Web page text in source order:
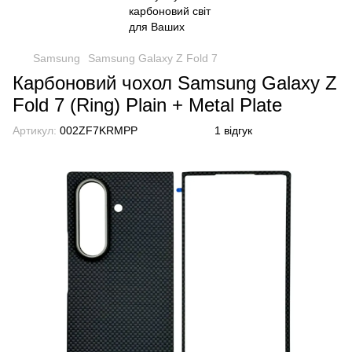
Samsung Samsung Galaxy Z Fold 7
Карбоновий чохол Samsung Galaxy Z
Fold 7 (Ring) Plain + Metal Plate
Артикул: 002ZF7KRMPP 1 відгук